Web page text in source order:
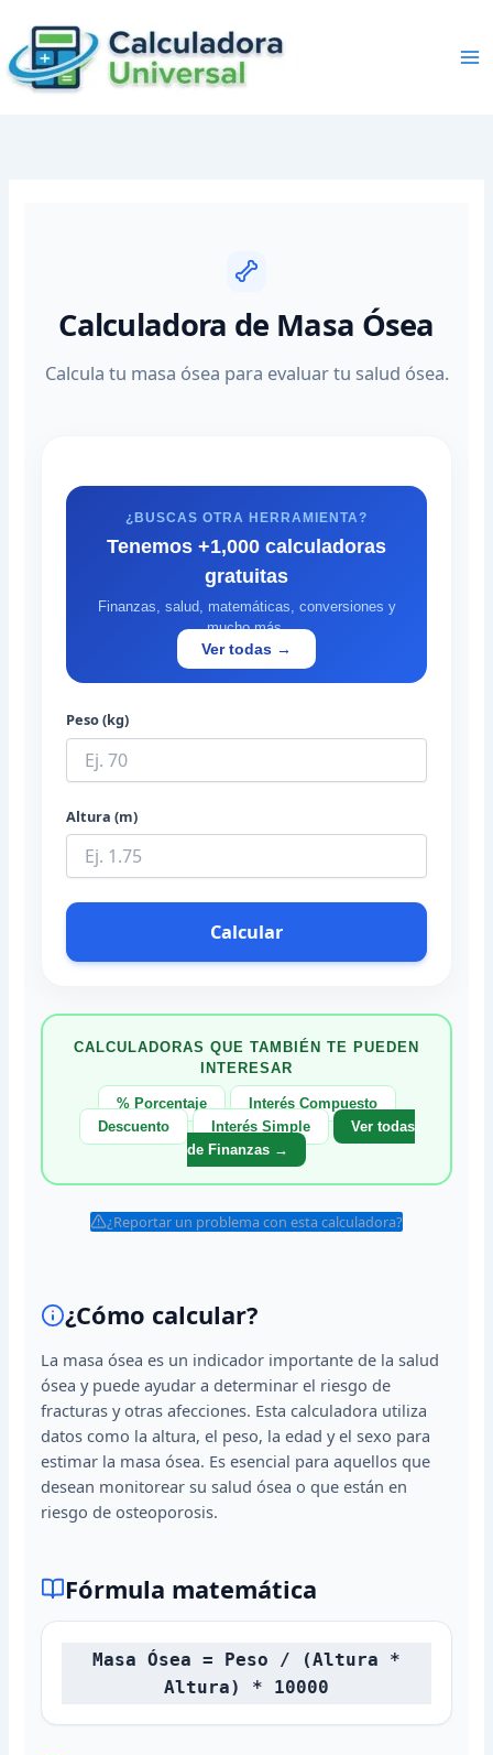
content
Calculadora de Masa Ósea
Calcula tu masa ósea para evaluar tu salud ósea.
¿BUSCAS OTRA HERRAMIENTA?
Tenemos +1,000 calculadoras
gratuitas
Finanzas, salud, matemáticas, conversiones y
mucho más.
Ver todas →
Peso (kg)
Altura (m)
Calcular
CALCULADORAS QUE TAMBIÉN TE PUEDEN
INTERESAR
% Porcentaje
Interés Compuesto
Descuento
Interés Simple
Ver todas
de Finanzas →
¿Reportar un problema con esta calculadora?
¿Cómo calcular?
La masa ósea es un indicador importante de la salud
ósea y puede ayudar a determinar el riesgo de
fracturas y otras afecciones. Esta calculadora utiliza
datos como la altura, el peso, la edad y el sexo para
estimar la masa ósea. Es esencial para aquellos que
desean monitorear su salud ósea o que están en
riesgo de osteoporosis.
Fórmula matemática
Masa Ósea = Peso / (Altura *
Altura) * 10000